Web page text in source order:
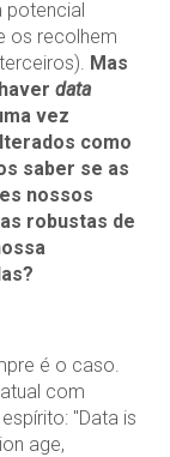
potencial
os recolhem
Mas
data
vez
como
saber se as
nossos
robustas de
é o caso.
com
"Data is
age,